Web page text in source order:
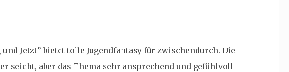
und Jetzt” bietet tolle Jugendfantasy für zwischendurch. Die
seicht, aber das Thema sehr ansprechend und gefühlvoll